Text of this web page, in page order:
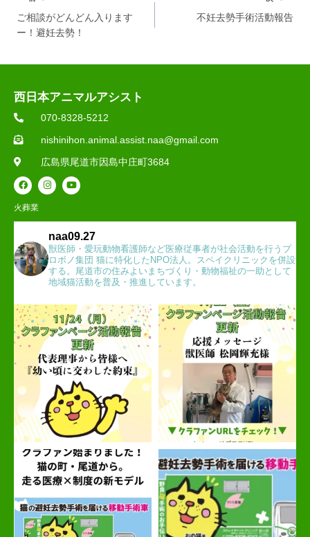
ご相談がどんどん入ります
ー！避妊去勢！
不妊去勢手術活動報告
西日本アニマルアシスト
070-8328-5212
nishinihon.animal.assist.naa@gmail.com
広島県尾道市因島中庄町3684
火葬業
naa09.27
獣医師・愛玩動物看護師など医療従事者が社会活動を行うプ
ロボノ集団 猫に特化したNPO法人。スペイクリニックを併設
する。尾道市の住みよいまちづくり・動物福祉の一助として
地域猫活動を普及・推進しています。